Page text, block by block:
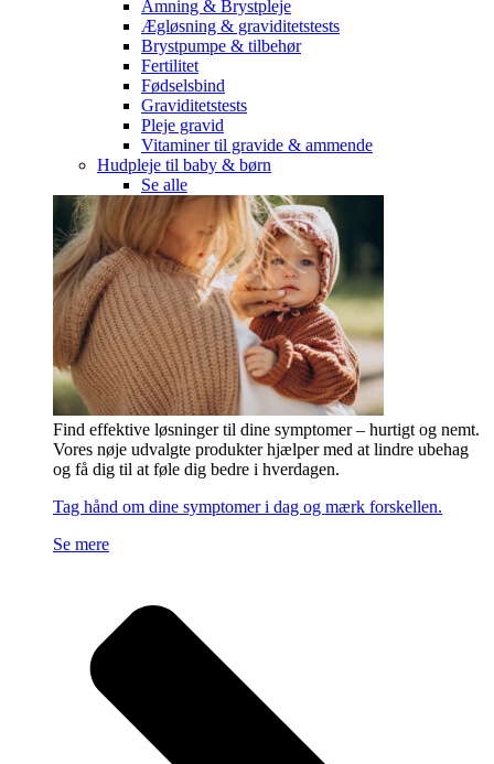
Amning & Brystpleje
Ægløsning & graviditetstests
Brystpumpe & tilbehør
Fertilitet
Fødselsbind
Graviditetstests
Pleje gravid
Vitaminer til gravide & ammende
Hudpleje til baby & børn
Se alle
Find effektive løsninger til dine symptomer – hurtigt og nemt.
Vores nøje udvalgte produkter hjælper med at lindre ubehag
og få dig til at føle dig bedre i hverdagen.
Tag hånd om dine symptomer i dag og mærk forskellen.
Se mere